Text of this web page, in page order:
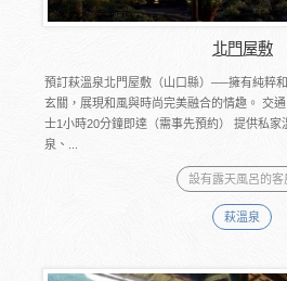
北門屋敷
預訂萩溫泉北門屋敷（山口縣）──擁有純粹
玄關，展現和風與時尚完美融合的情趣。 交
士1小時20分鐘即達（需事先預約） 提供私家
泉、...
設有露天風呂的客
萩溫泉